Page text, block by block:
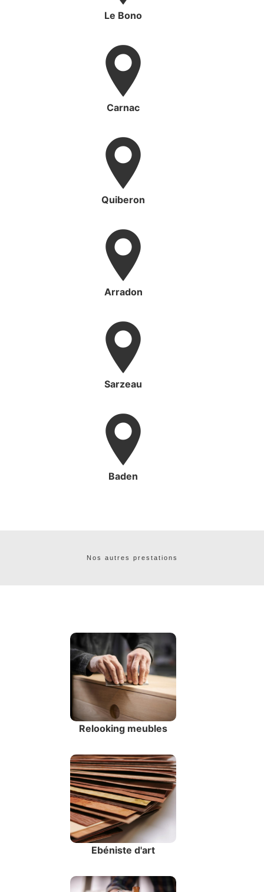
Le Bono
Carnac
Quiberon
Arradon
Sarzeau
Baden
Nos autres prestations
Relooking meubles
Ebéniste d'art